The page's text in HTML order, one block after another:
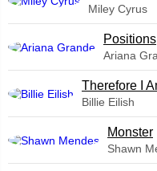
Miley Cyrus
​Positions
Ariana
Therefore I
Billie Eilish
Monster
Shawn